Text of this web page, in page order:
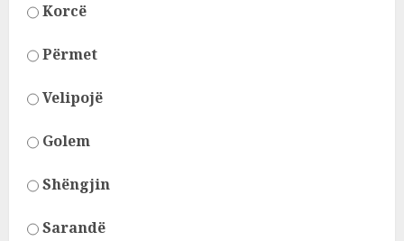
Korcë
Përmet
Velipojë
Golem
Shëngjin
Sarandë